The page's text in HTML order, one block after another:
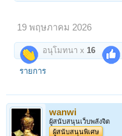
19 พฤษภาคม 2026
อนุโมทนา x 16
รายการ
wanwi
ผู้สนับสนุนเว็บพลังจิต
ผู้สนับสนุนพิเศษ